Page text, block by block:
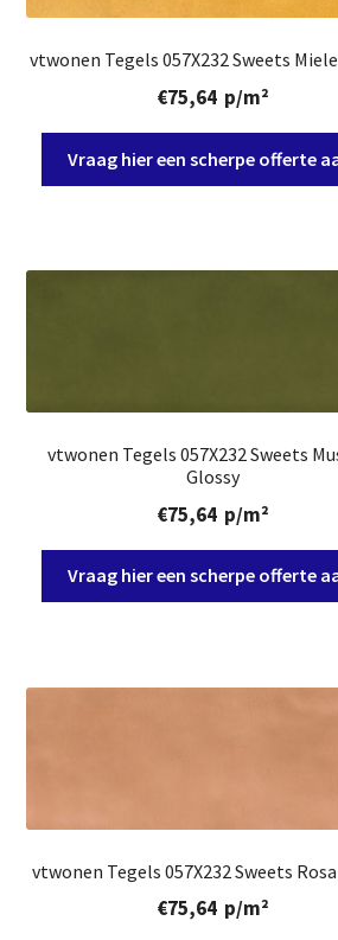
vtwonen Tegels 057X232 Sweets
€75,64 p/m²
Vraag hier een scherpe offerte
vtwonen Tegels 057X232 Sweets
Glossy
€75,64 p/m²
Vraag hier een scherpe offerte
vtwonen Tegels 057X232 Sweets
€75,64 p/m²